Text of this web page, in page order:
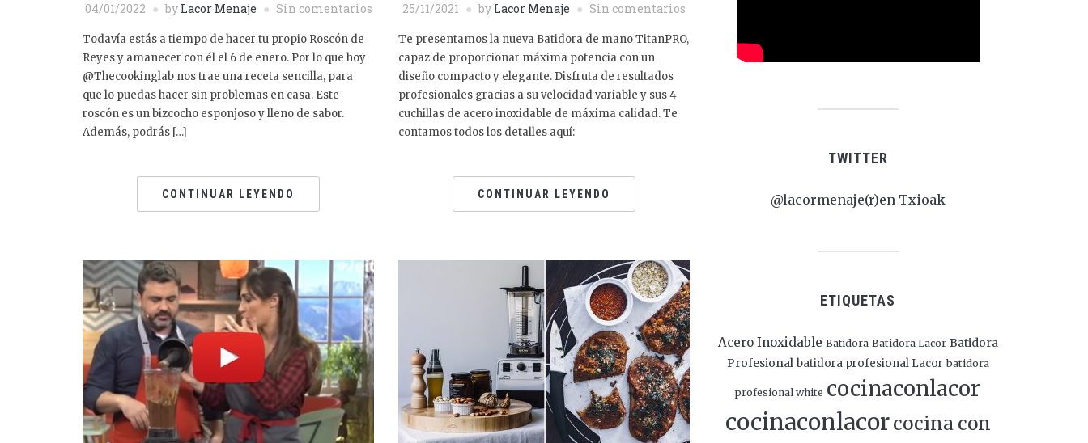
04/01/2022 by Lacor Menaje Sin comentarios
Todavía estás a tiempo de hacer tu propio Roscón de
Reyes y amanecer con él el 6 de enero. Por lo que hoy
@Thecookinglab nos trae una receta sencilla, para
que lo puedas hacer sin problemas en casa. Este
roscón es un bizcocho esponjoso y lleno de sabor.
Además, podrás […]
CONTINUAR LEYENDO
25/11/2021 by Lacor Menaje Sin comentarios
Te presentamos la nueva Batidora de mano TitanPRO,
capaz de proporcionar máxima potencia con un
diseño compacto y elegante. Disfruta de resultados
profesionales gracias a su velocidad variable y sus 4
cuchillas de acero inoxidable de máxima calidad. Te
contamos todos los detalles aquí:
CONTINUAR LEYENDO
TWITTER
@lacormenaje(r)en Txioak
ETIQUETAS
Acero Inoxidable Batidora Batidora Lacor Batidora
Profesional batidora profesional Lacor batidora
profesional white cocinaconlacor
cocinaconlacorcocina con